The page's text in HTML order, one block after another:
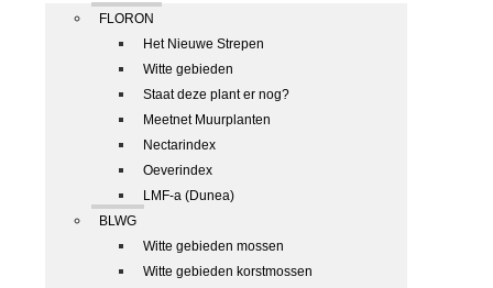
FLORON
Het Nieuwe Strepen
Witte gebieden
Staat deze plant er nog?
Meetnet Muurplanten
Nectarindex
Oeverindex
LMF-a (Dunea)
BLWG
Witte gebieden mossen
Witte gebieden korstmossen